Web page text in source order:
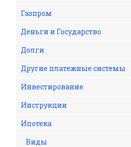
Газпром
Деньги и Государство
Долги
Другие платежные системы
Инвестирование
Инструкции
Ипотека
Виды